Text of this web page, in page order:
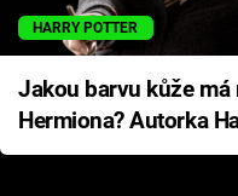
HARRY POTTER
Jakou barvu kůže má
Hermiona? Autorka
Pottera přišla s